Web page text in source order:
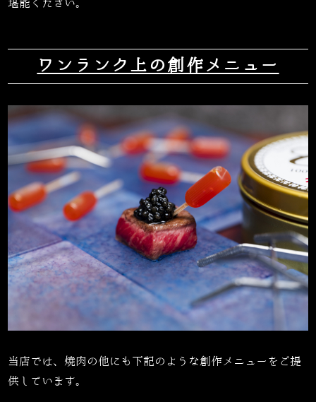
堪能ください。
ワンランク上の創作メニュー
当店では、焼肉の他にも下記のような創作メニューをご提
供しています。